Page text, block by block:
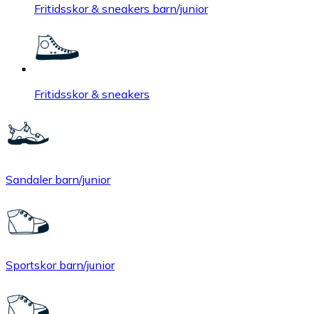
Fritidsskor & sneakers barn/junior
Fritidsskor & sneakers
Sandaler barn/junior
Sportskor barn/junior